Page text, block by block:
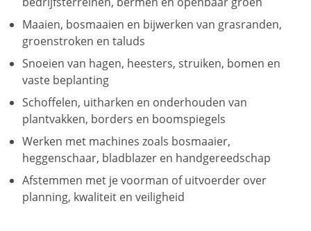
Maaien, bosmaaien en bijwerken van grasranden,
groenstroken en taluds
Snoeien van hagen, heesters, struiken, bomen en
vaste beplanting
Schoffelen, uitharken en onderhouden van
plantvakken, borders en boomspiegels
Werken met machines zoals bosmaaier,
heggenschaar, bladblazer en handgereedschap
Afstemmen met je voorman of uitvoerder over
planning, kwaliteit en veiligheid